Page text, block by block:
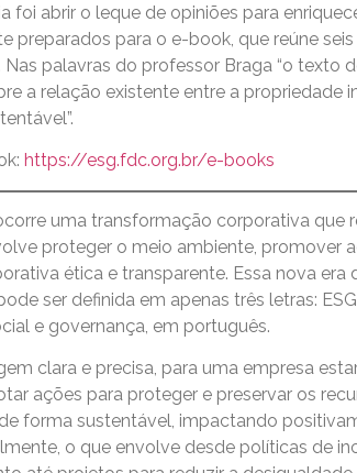
foi abrir o leque de opiniões para
preparados para o e-book, que reúne
Nas palavras do professor Braga “o texto
a relação existente entre a propriedade
https://esg.fdc.org.br/e-books
uma transformação corporativa que
proteger o meio ambiente, promover
ética e transparente. Essa nova era
ser definida em apenas três letras:
e governança, em português.
clara e precisa, para uma empresa
ações para proteger e preservar os
forma sustentável, impactando
o que envolve desde políticas de